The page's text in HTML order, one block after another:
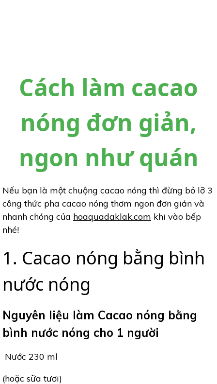
Cách làm cacao
nóng đơn giản,
ngon như quán
Nếu bạn là một chuộng cacao nóng thì đừng bỏ lỡ 3
công thức pha cacao nóng thơm ngon đơn giản và
nhanh chóng của hoaquadaklak.com khi vào bếp
nhé!
1. Cacao nóng bằng bình
nước nóng
Nguyên liệu làm Cacao nóng bằng
bình nước nóng cho 1 người
Nước 230 ml
(hoặc sữa tươi)